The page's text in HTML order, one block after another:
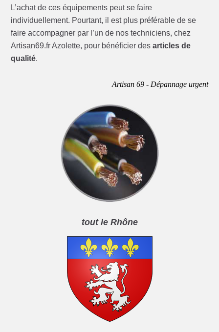
L’achat de ces équipements peut se faire
individuellement. Pourtant, il est plus préférable de se
faire accompagner par l’un de nos techniciens, chez
Artisan69.fr Azolette, pour bénéficier desarticles de
qualité.
Artisan 69 - Dépannage urgent
tout le Rhône